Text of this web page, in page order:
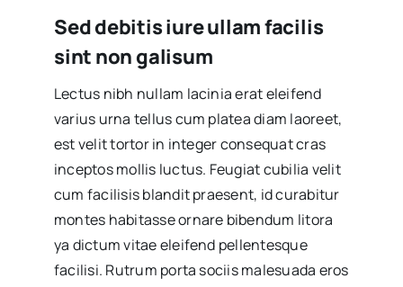
Sed debitis iure ullam facilis
sint non galisum
Lectus nibh nullam lacinia erat eleifend
varius urna tellus cum platea diam laoreet,
est velit tortor in integer consequat cras
inceptos mollis luctus. Feugiat cubilia velit
cum facilisis blandit praesent, id curabitur
montes habitasse ornare bibendum litora
ya dictum vitae eleifend pellentesque
facilisi. Rutrum porta sociis malesuada eros